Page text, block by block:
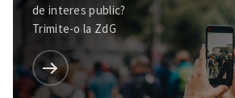
de interes public?
Trimite-o la ZdG